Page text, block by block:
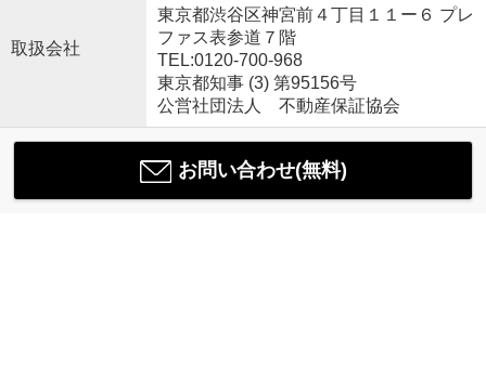
取扱会社
東京都渋谷区神宮前４丁目１１ー６ プレ
ファス表参道７階
TEL:0120-700-968
東京都知事 (3) 第95156号
公営社団法人 不動産保証協会
お問い合わせ(無料)